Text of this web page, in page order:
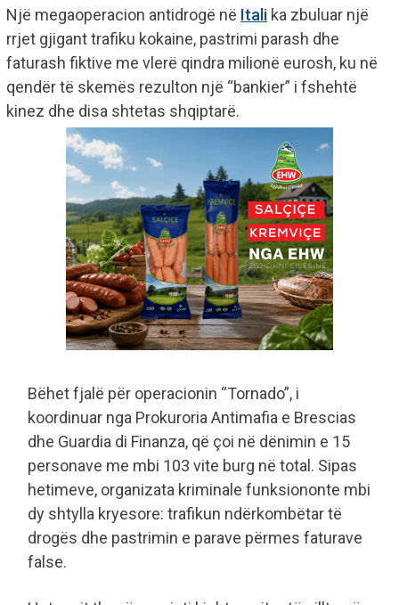
Një megaoperacion antidrogë në Itali ka zbuluar një
rrjet gjigant trafiku kokaine, pastrimi parash dhe
faturash fiktive me vlerë qindra milionë eurosh, ku në
qendër të skemës rezulton një “bankier” i fshehtë
kinez dhe disa shtetas shqiptarë.
Bëhet fjalë për operacionin “Tornado”, i
koordinuar nga Prokuroria Antimafia e Brescias
dhe Guardia di Finanza, që çoi në dënimin e 15
personave me mbi 103 vite burg në total. Sipas
hetimeve, organizata kriminale funksiononte mbi
dy shtylla kryesore: trafikun ndërkombëtar të
drogës dhe pastrimin e parave përmes faturave
false.